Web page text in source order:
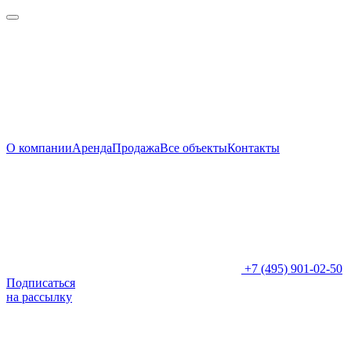
О компанииАрендаПродажаВсе объектыКонтакты
+7 (495) 901-02-50
Подписаться
на рассылку